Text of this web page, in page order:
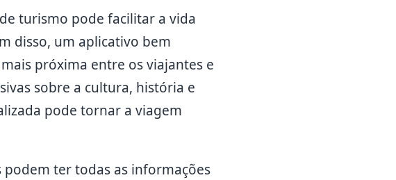
turismo pode facilitar a vida
disso, um aplicativo bem
próxima entre os viajantes e
sobre a cultura, história e
pode tornar a viagem
ter todas as informações